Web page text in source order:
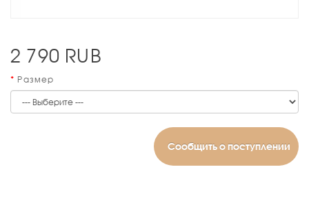
2 790 RUB
Размер
Сообщить о поступлении